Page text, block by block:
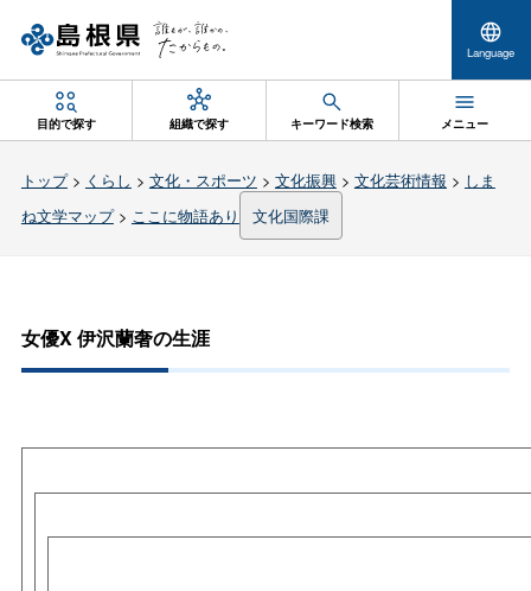
Language
目的で探す 組織で探す キーワード検索 メニュー
トップ> くらし > 文化・スポーツ > 文化振興> 文化芸術情報 > しま
ね文学マップ> ここに物語あり 文化国際課
女優X 伊沢蘭奢の生涯